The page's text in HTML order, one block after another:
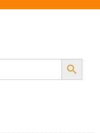
Search Button